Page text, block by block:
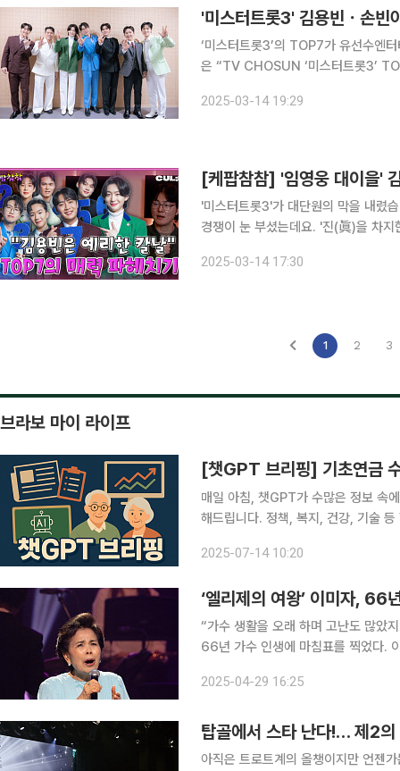
‘미스터트롯3’의 TOP7가 유선수엔터테인먼트에서
은 “TV CHOSUN ‘미스터트롯3’
들 수 있도록 체계적인 매니지먼트를
2025-03-14 19:29
[케팝참참] '임영웅 대이을'
'미스터트롯3'가 대단원의 막을 내렸
경쟁이 눈 부셨는데요. '진(眞)을 차
2025-03-14 17:30
1 2 3
브라보 마이 라이프
[챗GPT 브리핑] 기초연금
매일 아침, 챗GPT가 수많은 정보 속
해드립니다. 정책, 복지, 건강, 기술 등 핵심 이슈만 모았
급액으로 '월 40만원'을 꼽았다. 작년
2025-07-14 10:20
‘엘리제의 여왕’ 이미자, 66
“가수 생활을 오래 하며 고난도 많았
66년 가수 인생에 마침표를 찍었다.
눴다. 공연 티켓은 오픈과 동시에 전
2025-04-29 16:25
탑골에서 스타 난다!… 제2의
아직은 트로트계의 올챙이지만 언젠